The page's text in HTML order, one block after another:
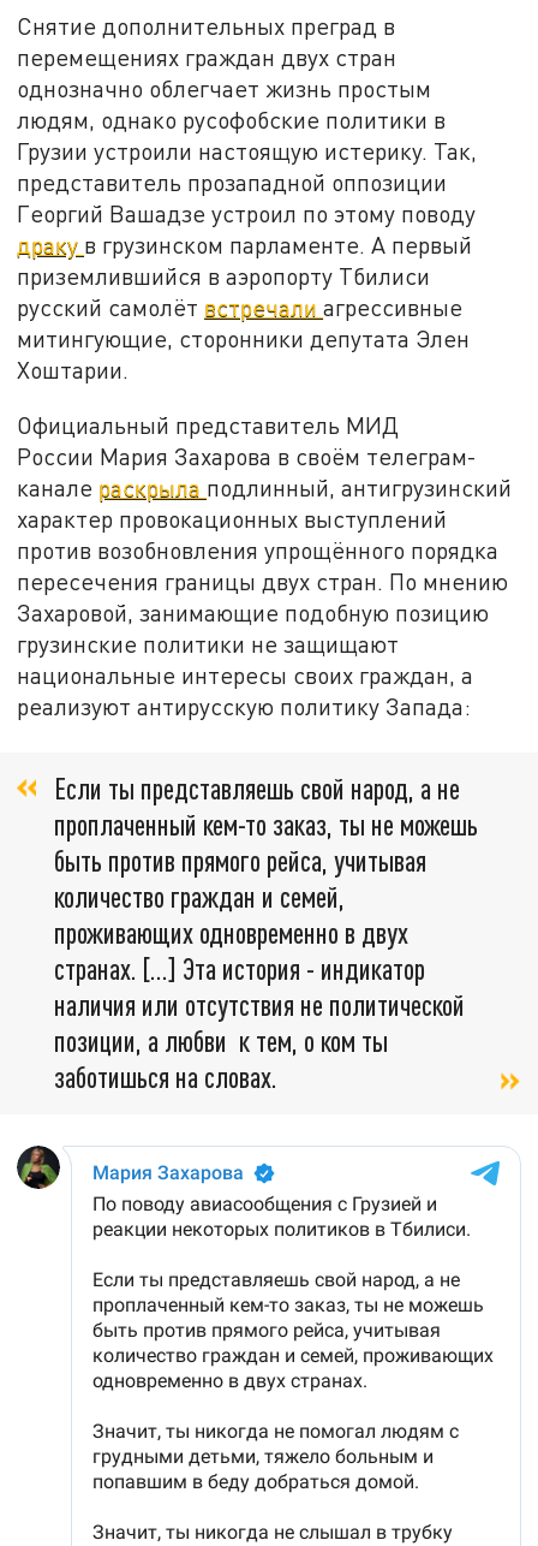
Снятие дополнительных преград в
перемещениях граждан двух стран
однозначно облегчает жизнь простым
людям, однако русофобские политики в
Грузии устроили настоящую истерику. Так,
представитель прозападной оппозиции
Георгий Вашадзе устроил по этому поводу
драку в грузинском парламенте. А первый
приземлившийся в аэропорту Тбилиси
русский самолёт встречалиагрессивные
митингующие, сторонники депутата Элен
Хоштарии.
Официальный представитель МИД
России Мария Захарова в своём телеграм-
канале раскрыла подлинный, антигрузинский
характер провокационных выступлений
против возобновления упрощённого порядка
пересечения границы двух стран. По мнению
Захаровой, занимающие подобную позицию
грузинские политики не защищают
национальные интересы своих граждан, а
реализуют антирусскую политику Запада:
Если ты представляешь свой народ, а не
проплаченный кем-то заказ, ты не можешь
быть против прямого рейса, учитывая
количество граждан и семей,
проживающих одновременно в двух
странах. […] Эта история - индикатор
наличия или отсутствия не политической
позиции, а любви к тем, о ком ты
заботишься на словах.